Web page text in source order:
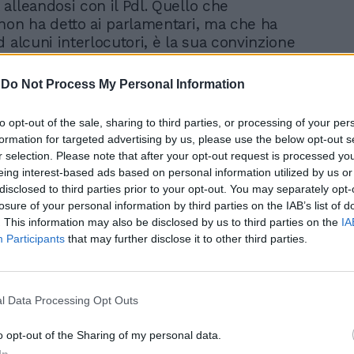
Do Not Process My Personal Information
opt-out of the sale, sharing to third parties, or processing of your
for targeted advertising by us, please use the below opt-out
selection. Please note that after your opt-out request is processed
interest-based ads based on personal information utilized by us
to third parties prior to your opt-out. You may separately
of your personal information by third parties on the IAB’s list of
This information may also be disclosed by us to third parties on the
Participants that may further disclose it to other third parties.
Data Processing Opt Outs
opt-out of the Sharing of my personal data.
con il Pdl. Quello che
ha detto ai parlamentari, ma che ha
alcuni interlocutori, è la sua convinzione
di possibili elezioni anticipate ci sia
di Casini, il quale - è la sua
avuto in cambio rassicurazioni sulla
al Quirinale. Per questo Berlusconi
sull'unità dei moderati. L'alleanza
anche la riorganizzazione del partito
e per questo le elezioni anticipate
Ma non è tutto. È ancora da
questione del sistema elettorale.
che il Pdl sta lavorando con la
meccanismo che «si avvicini a quello
può essere quello formato con la
con i liberali e un altro con i